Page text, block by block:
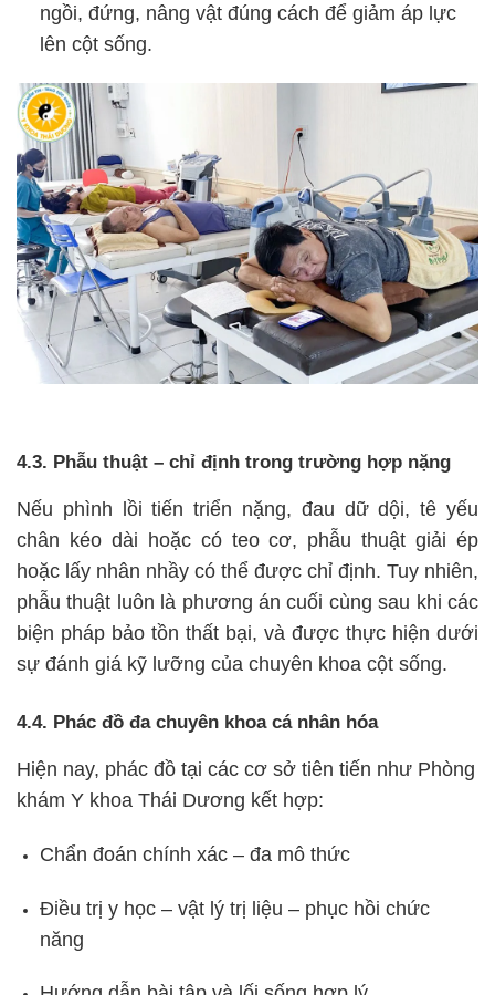
ngồi, đứng, nâng vật đúng cách để giảm áp lực
lên cột sống.
4.3. Phẫu thuật – chỉ định trong trường hợp nặng
Nếu phình lồi tiến triển nặng, đau dữ dội, tê yếu
chân kéo dài hoặc có teo cơ, phẫu thuật giải ép
hoặc lấy nhân nhầy có thể được chỉ định. Tuy nhiên,
phẫu thuật luôn là phương án cuối cùng sau khi các
biện pháp bảo tồn thất bại, và được thực hiện dưới
sự đánh giá kỹ lưỡng của chuyên khoa cột sống.
4.4. Phác đồ đa chuyên khoa cá nhân hóa
Hiện nay, phác đồ tại các cơ sở tiên tiến như Phòng
khám Y khoa Thái Dương kết hợp:
Chẩn đoán chính xác – đa mô thức
Điều trị y học – vật lý trị liệu – phục hồi chức
năng